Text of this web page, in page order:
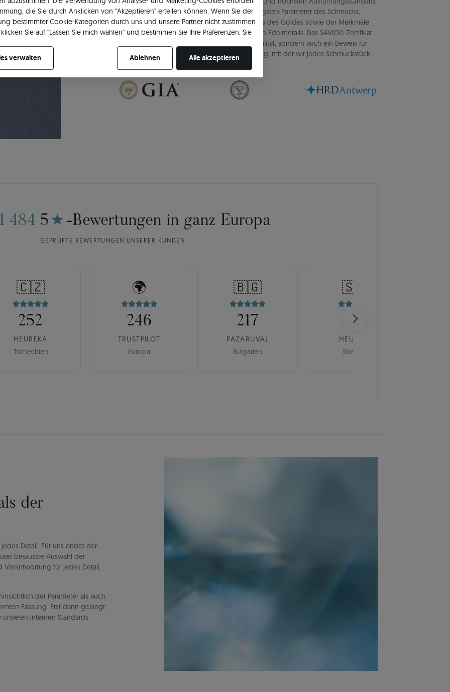
Das Dokument beschreibt detailliert die wichtigsten Parameter des Schmucks,
einschließlich der Legierung und des Gewichts des Goldes sowie der Merkmale
des eingefassten Steins oder des verwendeten Edelmetalls. Das SAVICKI-Zertifikat
ist nicht nur eine formelle Bestätigung der Qualität, sondern auch ein Beweis für
die Kunstfertigkeit, Präzision und Verantwortung, mit der wir jedes Schmuckstück
484 5 ★ -Bewertungen in ganz Europa
GEPRÜFTE BEWERTUNGEN UNSERER KUNDEN
🇨🇿
252
HEUREKA
Tschechien
🌍
246
TRUSTPILOT
Europa
🇧🇬
217
PAZARUVAJ
Bulgarien
🇸🇰
175
HEUREKA
Slowakei
der
Detail. Für uns endet der
bewusste Auswahl der
Verantwortung für jedes Detail,
der Parameter als auch
Fassung. Erst dann gelangt
internen Standards
die Sie durch Anklicken von "Akzeptieren" erteilen können. Wenn Sie der
bestimmter Cookie-Kategorien durch uns und unsere Partner nicht zustimmen
Sie auf "Lassen Sie mich wählen" und bestimmen Sie Ihre Präferenzen. Sie
verwalten
Ablehnen Alle akzeptieren